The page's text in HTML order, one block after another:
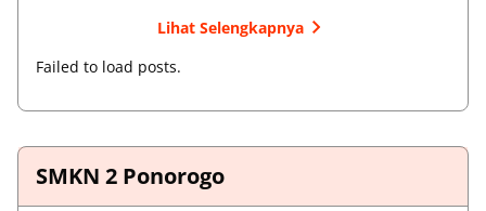
Lihat Selengkapnya
Failed to load posts.
SMKN 2 Ponorogo